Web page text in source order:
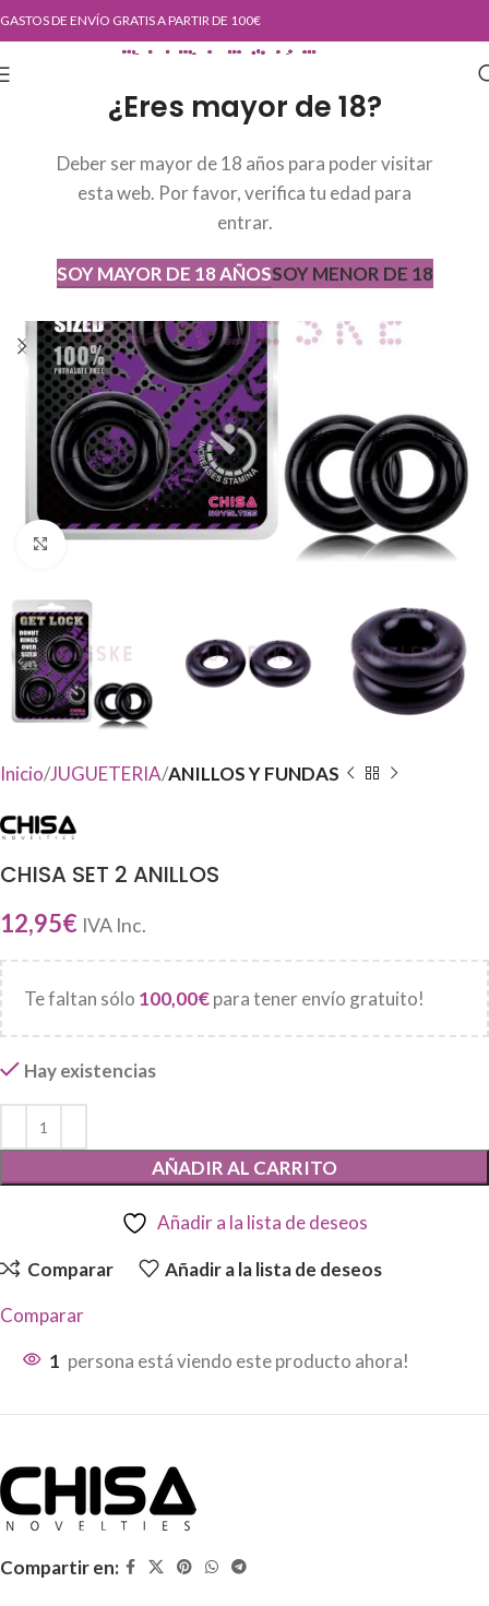
¿Eres mayor de 18?
Deber ser mayor de 18 años para poder visitar
esta web. Por favor, verifica tu edad para
entrar.
SOY MAYOR DE 18 AÑOSSOY MENOR DE 18
GASTOS DE ENVÍO GRATIS A PARTIR DE 100€
Haga Click para agrandar
Inicio JUGUETERIA ANILLOS Y FUNDAS
CHISA SET 2 ANILLOS
12,95€ IVA Inc.
Te faltan sólo 100,00€para tener envío gratuito!
Hay existencias
AÑADIR AL CARRITO
Añadir a la lista de deseos
Comparar Añadir a la lista de deseos
Comparar
1 persona está viendo este producto ahora!
Compartir en: